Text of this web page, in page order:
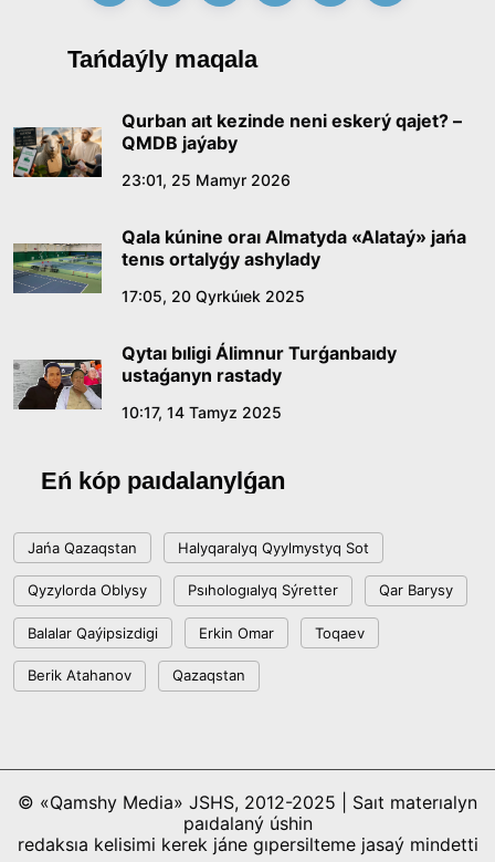
Tańdaýly maqala
Qurban aıt kezinde neni eskerý qajet? –
QMDB jaýaby
23:01, 25 Mamyr 2026
Qala kúnine oraı Almatyda «Alataý» jańa
tenıs ortalyǵy ashylady
17:05, 20 Qyrkúıek 2025
Qytaı bıligi Álimnur Turǵanbaıdy
ustaǵanyn rastady
10:17, 14 Tamyz 2025
Eń kóp paıdalanylǵan
Jańa Qazaqstan Halyqaralyq Qyylmystyq Sot
Qyzylorda Oblysy Psıhologıalyq Sýretter Qar Barysy
Balalar Qaýipsizdigi Erkin Omar Toqaev
Berik Atahanov Qazaqstan
© «Qamshy Media» JSHS, 2012-2025 | Saıt materıalyn
paıdalaný úshin
redaksıa kelisimi kerek jáne gıpersilteme jasaý mindetti